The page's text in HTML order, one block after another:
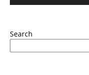
Search